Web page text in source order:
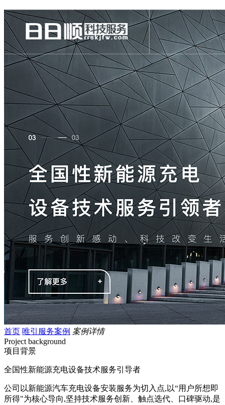
首页 唯引服务案例 案例详情
Project background
项目背景
全国性新能源充电设备技术服务引导者
公司以新能源汽车充电设备安装服务为切入点,以“用户所想即
所得"为核心导向,坚持技术服务创新、触点选代、口碑驱动,是